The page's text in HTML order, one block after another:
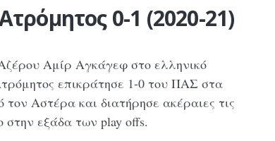
0-1 (2020-21)
Αμίρ Αγκάγεφ στο ελληνικό
επικράτησε 1-0 του ΠΑΣ στα
Αστέρα και διατήρησε ακέραιες τις
στην εξάδα των play offs.